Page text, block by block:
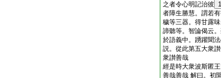
之者令心明記治彼
1
者障生勝慧。謂若
穢等三器。得甘露
諦聽等。智論偈云
於語義中。踴躍聞
説。從此第五大衆
衆讃善哉
經是時大衆波斯匿
善哉善哉 解曰。初